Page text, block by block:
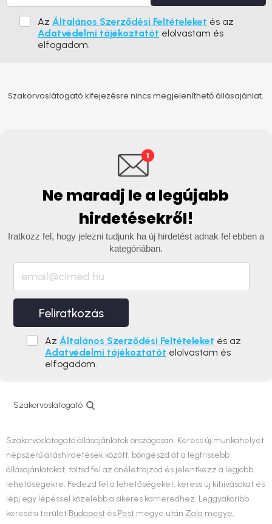
Az Általános Szerződési Feltételeket és az
Adatvédelmi tájékoztatót elolvastam és
elfogadom.
Szakorvoslátogató kifejezésre nincs megjeleníthető állásajánlat.
Ne maradj le a legújabb
hirdetésekről!
Iratkozz fel, hogy jelezni tudjunk ha új hirdetést adnak fel ebben a
kategóriában.
Feliratkozás
Az Általános Szerződési Feltételeket és az
Adatvédelmi tájékoztatót elolvastam és
elfogadom.
Szakorvoslátogató
Szakorvoslátogató állásajánlatok országosan. Keress új munkahelyet
népszerű álláshirdetések között, böngészd át a legfrissebb
állásajánlatokat, töltsd fel az önéletrajzod és jelentkezz a legjobb
lehetőségekre. Fedezd fel a lehetőségeket, keress új kihívásokat és
lépj egy lépéssel közelebb a sikeres karrieredhez. Leggyakoribb
keresési terület Budapest és Pest megye után Zala megye,